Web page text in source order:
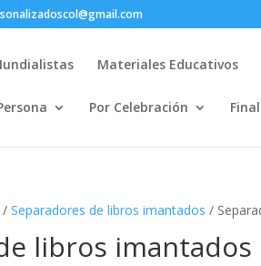
Materiales Educativos
Por Celebración
/Separadores de libros imantados /
libros